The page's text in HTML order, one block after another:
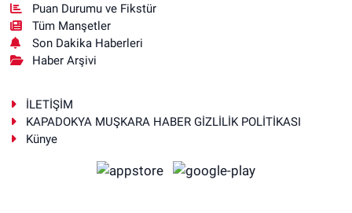
Puan Durumu ve Fikstür
Tüm Manşetler
Son Dakika Haberleri
Haber Arşivi
İLETİŞİM
KAPADOKYA MUŞKARA HABER GİZLİLİK POLİTİKASI
Künye